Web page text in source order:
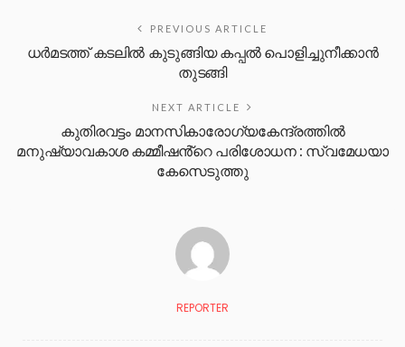
PREVIOUS ARTICLE
ധർമടത്ത് കടലിൽ കുടുങ്ങിയ കപ്പൽ പൊളിച്ചുനീക്കാൻ
തുടങ്ങി
NEXT ARTICLE
കുതിരവട്ടം മാനസികാരോഗ്യകേന്ദ്രത്തിൽ
മനുഷ്യാവകാശ കമ്മീഷൻ്റെ പരിശോധന : സ്വമേധയാ
കേസെടുത്തു
REPORTER